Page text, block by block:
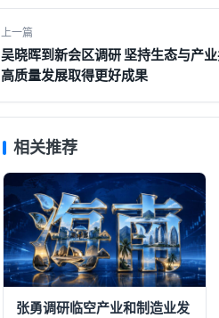
上一篇
吴晓晖到新会区调研 坚持生态与产
高质量发展取得更好成果
相关推荐
张勇调研临空产业和制造业发